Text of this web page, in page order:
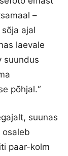
–
ajal
laevale
suundus
põhjal.“
suunas
osaleb
paar-kolm